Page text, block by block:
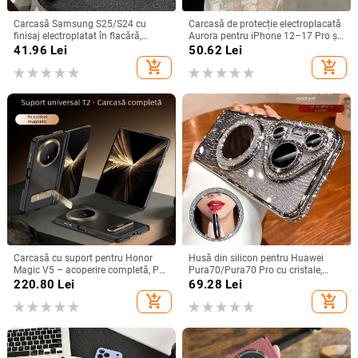
Carcasă Samsung S25/S24 cu
finisaj electroplatat în flacără,
design decupat, compatibilă cu
41.96 Lei
add_shopping_cart
Carcasă de protecție electroplacată
Aurora pentru iPhone 12–17 Pro și
Pro Max, acoperire completă, anti-
50.62 Lei
add_shopping_cart
Carcasă cu suport pentru Honor
Magic V5 – acoperire completă, PC
mat, anti-cădere, anti-amprente
220.80 Lei
add_shopping_cart
Husă din silicon pentru Huawei
Pura70/Pura70 Pro cu cristale,
transparentă, estetică, suport
încorporat și disipare a căldurii
69.28 Lei
add_shopping_cart